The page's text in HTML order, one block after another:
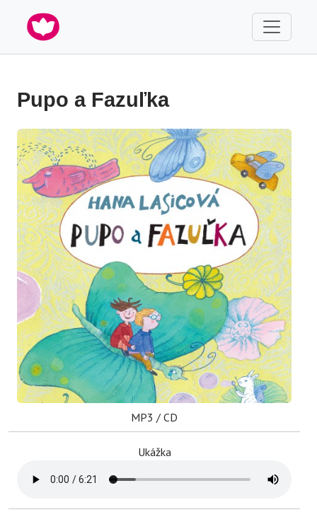
Pupo a Fazuľka
MP3 / CD
Ukážka